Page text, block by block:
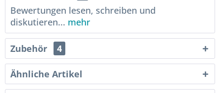
Bewertungen lesen, schreiben und
diskutieren... mehr
Zubehör 4
Ähnliche Artikel